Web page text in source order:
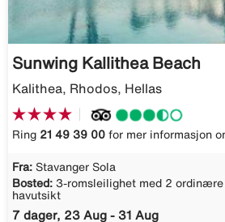
Sunwing Kallithea Beach
Kalithea, Rhodos, Hellas
Ring 21 49 39 00 for mer informasjon
Fra: Stavanger Sola
Bosted: 3-romsleilighet med 2 ordinære
havutsikt
7 dager, 23 Aug - 31 Aug